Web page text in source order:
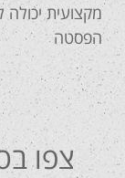
מקצועית
הפסטה
צפו